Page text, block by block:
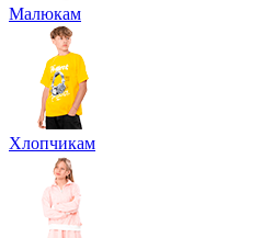
Малюкам
Хлопчикам